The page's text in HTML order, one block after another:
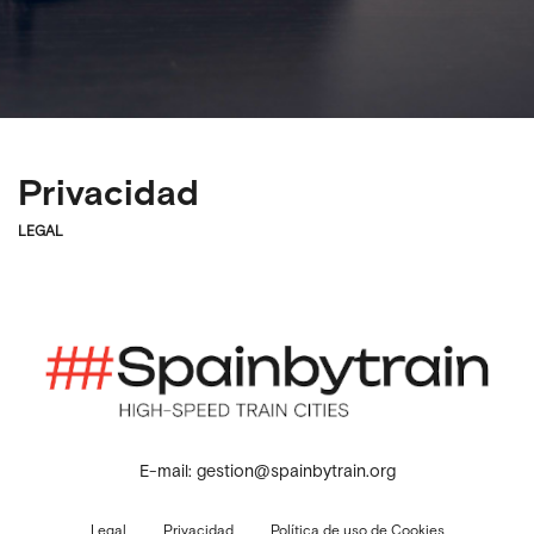
Privacidad
LEGAL
E-mail: gestion@spainbytrain.org
Legal Privacidad Política de uso de Cookies